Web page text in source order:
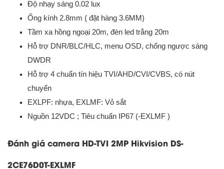
Độ nhạy sáng 0.02 lux
Ống kính 2.8mm ( đặt hàng 3.6MM)
Tầm xa hồng ngoại 20m, đèn led trằng 20m
Hỗ trợ DNR/BLC/HLC, menu OSD, chống ngược sáng
DWDR
Hỗ trợ 4 chuẩn tín hiệu TVI/AHD/CVI/CVBS, có nút
chuyển
EXLPF: nhựa, EXLMF: Vỏ sắt
Nguồn 12VDC ; Tiêu chuẩn IP67 (-EXLMF )
Đánh giá camera HD-TVI 2MP Hikvision DS-
2CE76D0T-EXLMF